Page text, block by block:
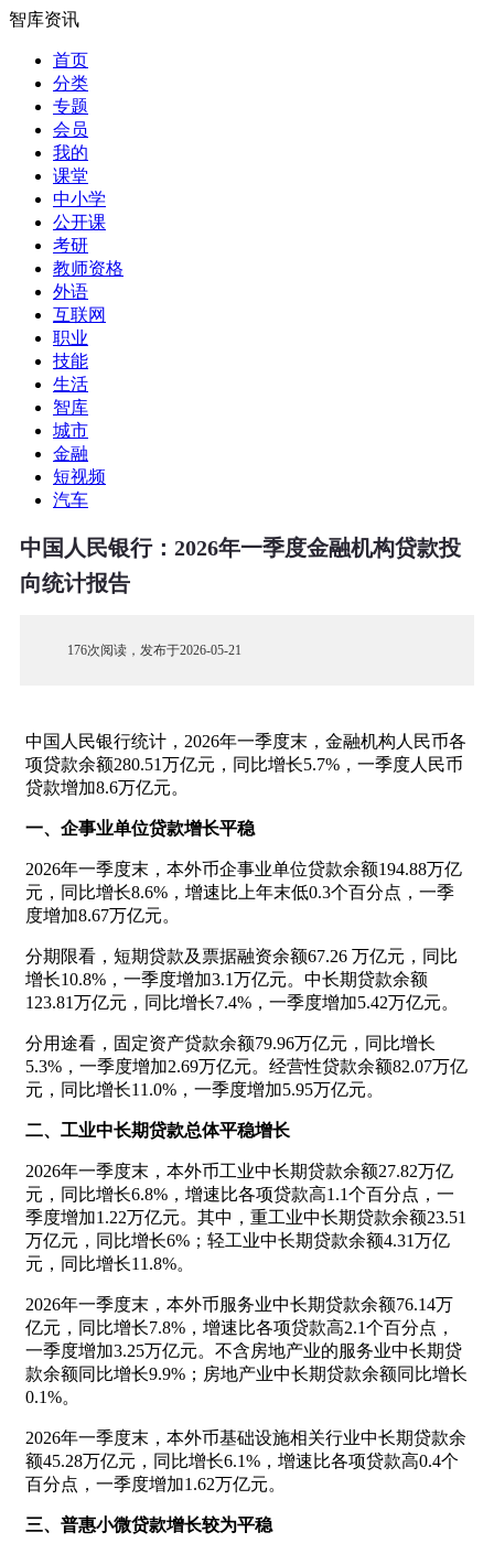
智库资讯
首页
分类
专题
会员
我的
课堂
中小学
公开课
考研
教师资格
外语
互联网
职业
技能
生活
智库
城市
金融
短视频
汽车
中国人民银行：2026年一季度金融机构贷款投
向统计报告
176次阅读，发布于2026-05-21
中国人民银行统计，2026年一季度末，金融机构人民币各
项贷款余额280.51万亿元，同比增长5.7%，一季度人民币
贷款增加8.6万亿元。
一、企事业单位贷款增长平稳
2026年一季度末，本外币企事业单位贷款余额194.88万亿
元，同比增长8.6%，增速比上年末低0.3个百分点，一季
度增加8.67万亿元。
分期限看，短期贷款及票据融资余额67.26 万亿元，同比
增长10.8%，一季度增加3.1万亿元。中长期贷款余额
123.81万亿元，同比增长7.4%，一季度增加5.42万亿元。
分用途看，固定资产贷款余额79.96万亿元，同比增长
5.3%，一季度增加2.69万亿元。经营性贷款余额82.07万亿
元，同比增长11.0%，一季度增加5.95万亿元。
二、工业中长期贷款总体平稳增长
2026年一季度末，本外币工业中长期贷款余额27.82万亿
元，同比增长6.8%，增速比各项贷款高1.1个百分点，一
季度增加1.22万亿元。其中，重工业中长期贷款余额23.51
万亿元，同比增长6%；轻工业中长期贷款余额4.31万亿
元，同比增长11.8%。
2026年一季度末，本外币服务业中长期贷款余额76.14万
亿元，同比增长7.8%，增速比各项贷款高2.1个百分点，
一季度增加3.25万亿元。不含房地产业的服务业中长期贷
款余额同比增长9.9%；房地产业中长期贷款余额同比增长
0.1%。
2026年一季度末，本外币基础设施相关行业中长期贷款余
额45.28万亿元，同比增长6.1%，增速比各项贷款高0.4个
百分点，一季度增加1.62万亿元。
三、普惠小微贷款增长较为平稳